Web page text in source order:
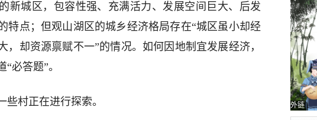
新城区，包容性强、充满活力、发展空间巨大、后发
特点；但观山湖区的城乡经济格局存在“城区虽小却经
，却资源禀赋不一”的情况。如何因地制宜发展经济，
必答题”。
村正在进行探索。 外链